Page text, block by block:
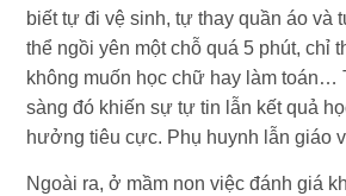
biết tự đi vệ sinh, tự thay quần áo và
thể ngồi yên một chỗ quá 5 phút, chỉ
không muốn học chữ hay làm toán…
sàng đó khiến sự tự tin lẫn kết quả
hưởng tiêu cực. Phụ huynh lẫn giáo
Ngoài ra, ở mầm non việc đánh giá